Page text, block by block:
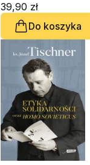
39,90 zł
Do koszyka